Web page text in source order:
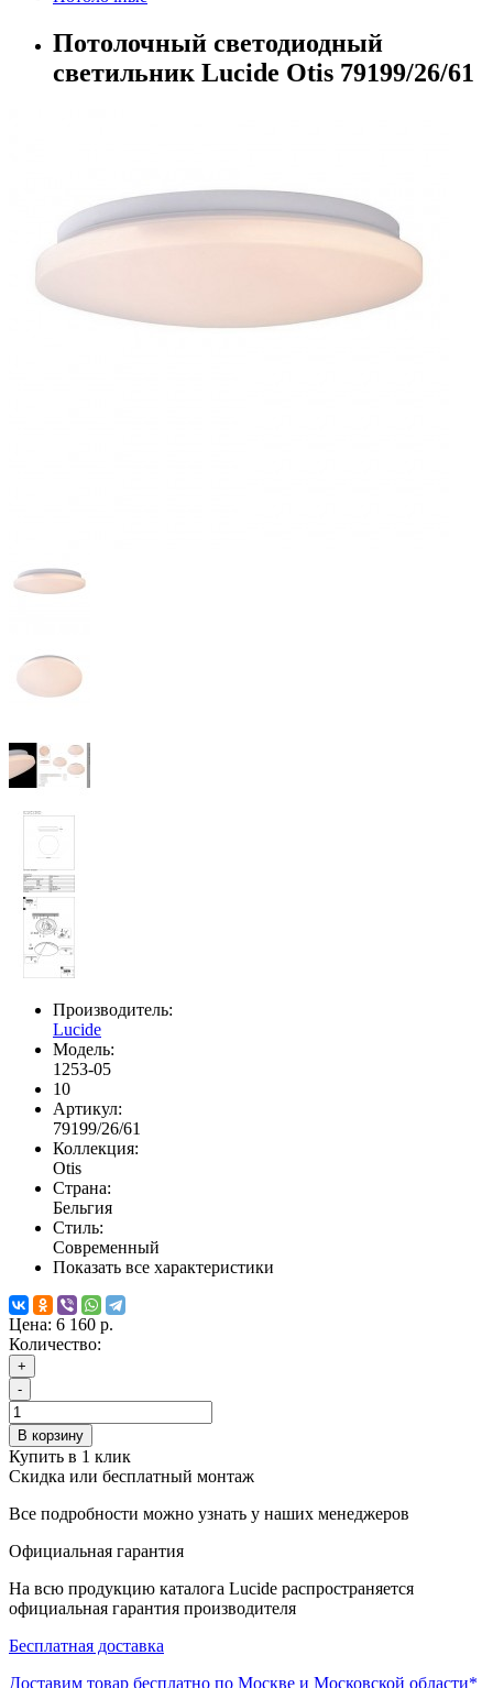
Потолочный светодиодный
светильник Lucide Otis 79199/26/61
Производитель:
Lucide
Модель:
1253-05
10
Артикул:
79199/26/61
Коллекция:
Otis
Страна:
Бельгия
Стиль:
Современный
Показать все характеристики
Цена: 6 160 р.
Количество:
+
-
В корзину
Купить в 1 клик
Скидка или бесплатный монтаж
Все подробности можно узнать у наших менеджеров
Официальная гарантия
На всю продукцию каталога Lucide распространяется
официальная гарантия производителя
Бесплатная доставка
Доставим товар бесплатно по Москве и Московской области*